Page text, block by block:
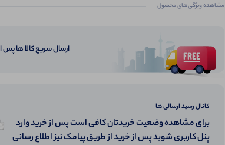
مشاهده ویژگی‌های محصول
ارسال سریع کالا ها
کانال رسید ارسالی ها
برای مشاهده وضعیت خریدتان کافی است پس از خرید وارد
پنل کاربری شوید پس از خرید از طریق پیامک نیز اطلاع رسانی